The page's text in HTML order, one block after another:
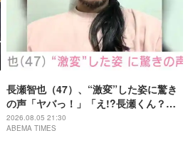
長瀬智也（47）、“激変”した姿に驚き
の声「ヤバっ！」「え!?長瀬くん？」
「ワイルドさに磨きがかかってる」
2026.08.05 21:30
ABEMA TIMES